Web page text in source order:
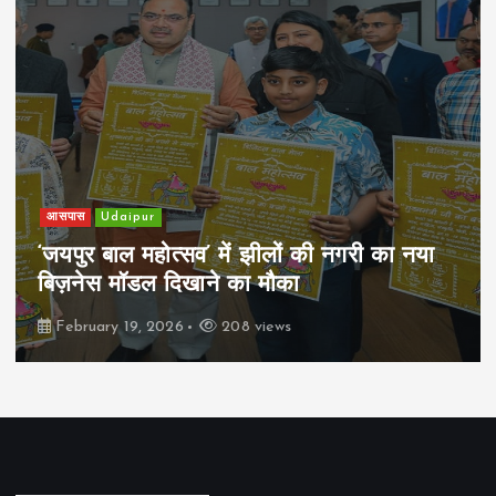
आसपास Udaipur
‘जयपुर बाल महोत्सव’ में झीलों की नगरी का नया
बिज़नेस मॉडल दिखाने का मौका
February 19, 2026 208 views